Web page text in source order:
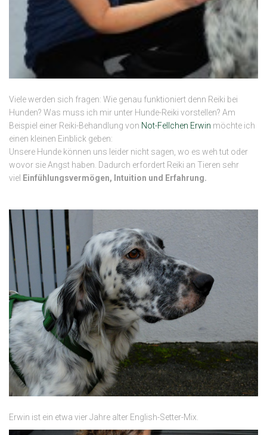
Viele werden sich fragen: Wie genau funktioniert denn Reiki bei
Hunden? Was muss ich mir unter Hunde-Reiki vorstellen? Am
Beispiel einer Reiki-Behandlung von Not-Fellchen Erwin möchte ich
einen kleinen Einblick geben:
Unsere Hunde können uns leider nicht sagen, wo es weh tut oder
wovor sie Angst haben. Dadurch erfordert Reiki an Tieren sehr
viel Einfühlungsvermögen, Intuition und Erfahrung.
Erwin ist ein etwa vier Jahre alter English-Setter-Mix.